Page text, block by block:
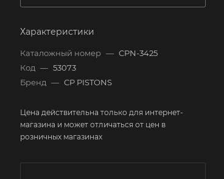
Характеристики
Каталожный номер — CPN-3425
Код — 53073
Бренд — CP PISTONS
Цена действительна только для интернет-
магазина и может отличаться от цен в
розничных магазинах